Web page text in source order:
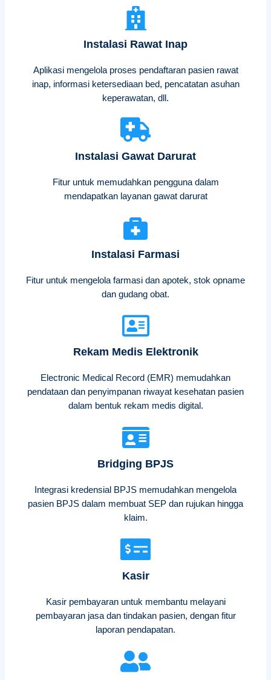
Instalasi Rawat Inap
Aplikasi mengelola proses pendaftaran pasien rawat
inap, informasi ketersediaan bed, pencatatan asuhan
keperawatan, dll.
Instalasi Gawat Darurat
Fitur untuk memudahkan pengguna dalam
mendapatkan layanan gawat darurat
Instalasi Farmasi
Fitur untuk mengelola farmasi dan apotek, stok opname
dan gudang obat.
Rekam Medis Elektronik
Electronic Medical Record (EMR) memudahkan
pendataan dan penyimpanan riwayat kesehatan pasien
dalam bentuk rekam medis digital.
Bridging BPJS
Integrasi kredensial BPJS memudahkan mengelola
pasien BPJS dalam membuat SEP dan rujukan hingga
klaim.
Kasir
Kasir pembayaran untuk membantu melayani
pembayaran jasa dan tindakan pasien, dengan fitur
laporan pendapatan.